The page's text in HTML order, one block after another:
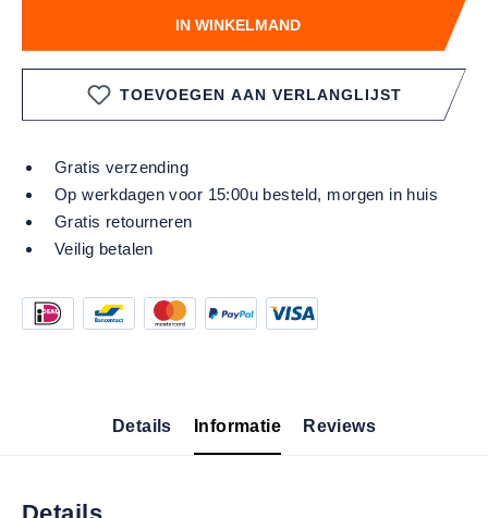
IN WINKELMAND
TOEVOEGEN AAN VERLANGLIJST
Gratis verzending
Op werkdagen voor 15:00u besteld, morgen in huis
Gratis retourneren
Veilig betalen
Details Informatie Reviews